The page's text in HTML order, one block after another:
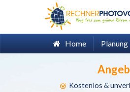
Home Planung
Kostenlos &